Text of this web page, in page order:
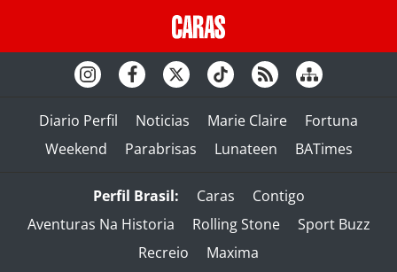
Diario Perfil Noticias Marie Claire
Fortuna
Weekend
Parabrisas Lunateen BATimes
Perfil Brasil: Caras
Contigo
Aventuras Na Historia
Rolling Stone
Sport Buzz
Recreio
Maxima